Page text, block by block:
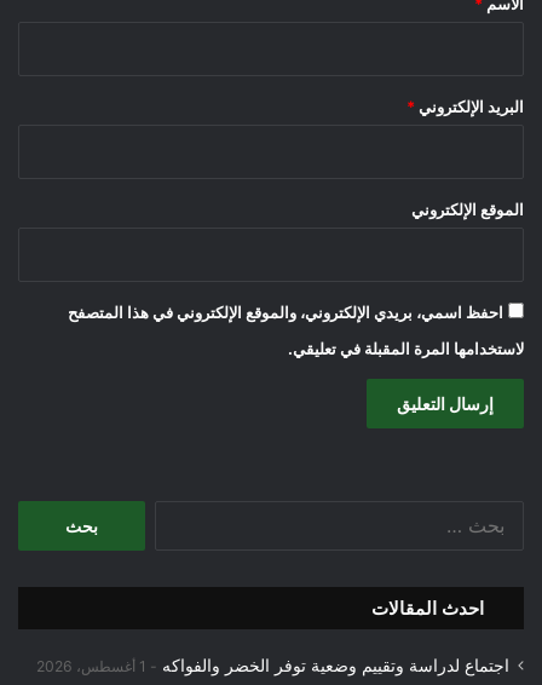
البريد الإلكتروني *
الموقع الإلكتروني
احفظ اسمي، بريدي الإلكتروني، والموقع الإلكتروني في هذا المتصفح
لاستخدامها المرة المقبلة في تعليقي.
احدث المقالات
اجتماع لدراسة وتقييم وضعية توفر الخضر والفواكه 1 أغسطس، 2026